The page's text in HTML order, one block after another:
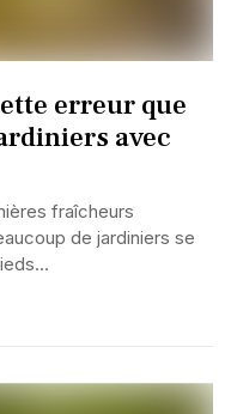
erreur que
avec
fraîcheurs
de jardiniers se